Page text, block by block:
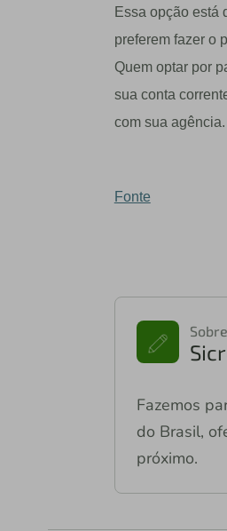
Essa opção está
preferem fazer o
Quem optar por
sua conta
com sua agência.
Fonte
Fazemos
do Brasil,
próximo.